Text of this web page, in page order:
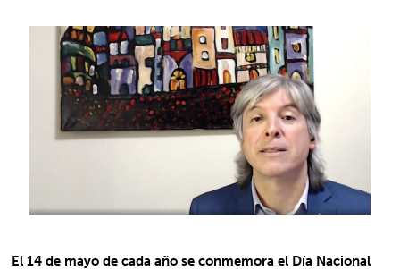
El 14 de mayo de cada año se conmemora el Día Nacional